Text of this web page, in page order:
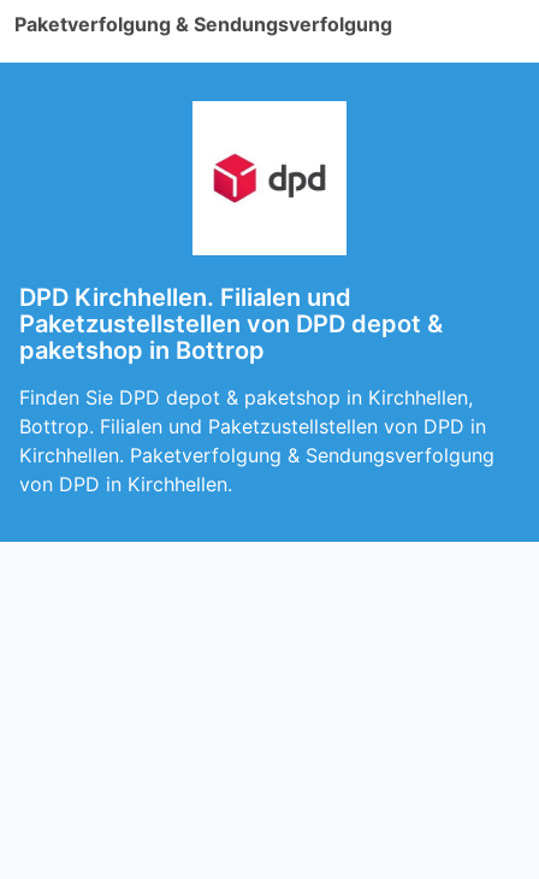
Paketverfolgung & Sendungsverfolgung
DPD Kirchhellen. Filialen und
Paketzustellstellen von DPD depot &
paketshop in Bottrop
Finden Sie DPD depot & paketshop in Kirchhellen,
Bottrop. Filialen und Paketzustellstellen von DPD in
Kirchhellen. Paketverfolgung & Sendungsverfolgung
von DPD in Kirchhellen.